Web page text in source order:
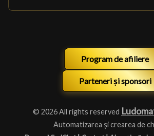
Program de afiliere
Parteneri și sponsori
© 2026 All rights reserved
Automatizarea și crearea de